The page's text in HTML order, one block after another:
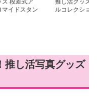
マイドスタン
ルコレクショ
推し活写真グッズ